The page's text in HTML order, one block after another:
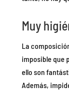
Muy
La
imposible que
ello son
Además,